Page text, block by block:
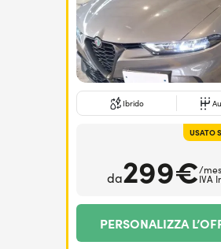
Ibrido
USATO
da299€/
IVA
PERSONALIZZA